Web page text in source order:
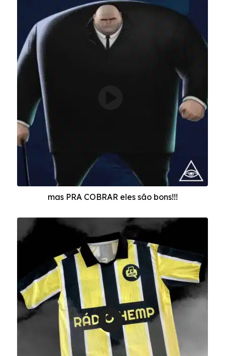
mas PRA COBRAR eles são bons!!!